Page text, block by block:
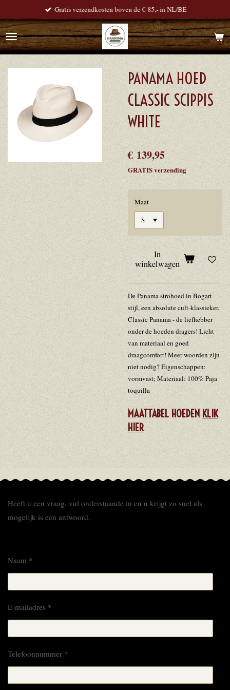
direct
naar
de
Gratis verzendkosten boven de € 85,- in NL/BE
PANAMA HOED
CLASSIC SCIPPIS
WHITE
€ 139,95
GRATIS verzending
Maat
In
winkelwagen
De Panama strohoed in Bogart-
stijl, een absolute cult-klassieker.
Classic Panama - de liefhebber
onder de hoeden dragers! Licht
van materiaal en goed
draagcomfort! Meer woorden zijn
niet nodig? Eigenschappen:
vormvast; Materiaal: 100% Paja
toquilla
MAATTABEL HOEDEN KLIK
HIER
Heeft u een vraag, vul onderstaande in en u krijgt zo snel als
mogelijk is een antwoord.
Naam *
E-mailadres *
Telefoonnummer *